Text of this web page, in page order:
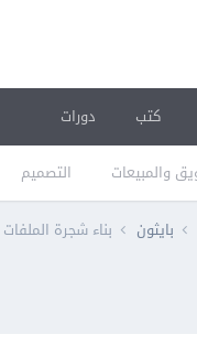
والمبيعات التصميم
كتب دورات
بايثون بناء شجرة